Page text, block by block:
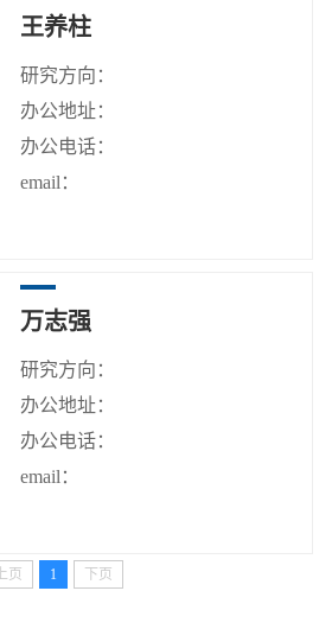
王养柱
研究方向：
办公地址：
办公电话：
email：
万志强
研究方向：
办公地址：
办公电话：
email：
上页 1 下页